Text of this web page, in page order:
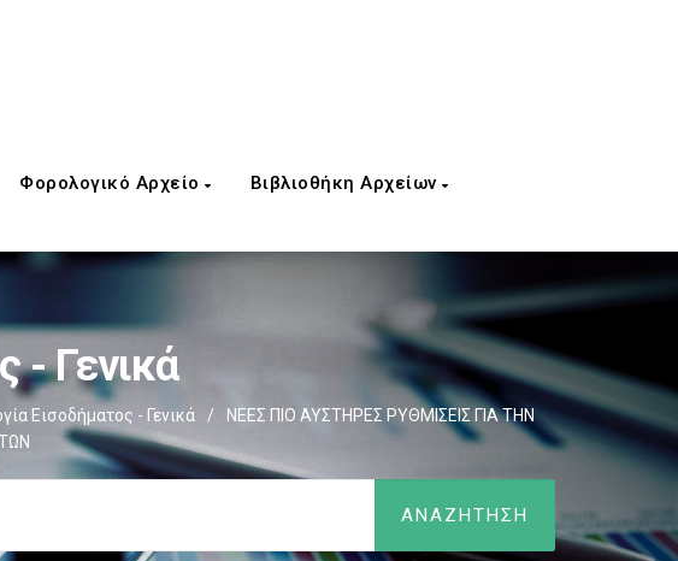
Φορολογικό Αρχείο Βιβλιοθήκη Αρχείων
- Γενικά
Εισοδήματος - Γενικά /
ΝΕΕΣ ΠΙΟ ΑΥΣΤΗΡΕΣ ΡΥΘΜΙΣΕΙΣ ΓΙΑ ΤΗΝ